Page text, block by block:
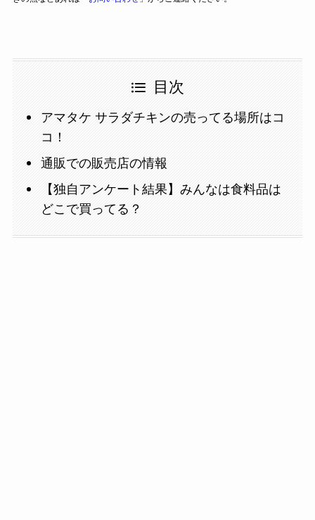
目次
アマタケ サラダチキンの売ってる場所はコ
コ！
通販での販売店の情報
【独自アンケート結果】みんなは食料品は
どこで買ってる？